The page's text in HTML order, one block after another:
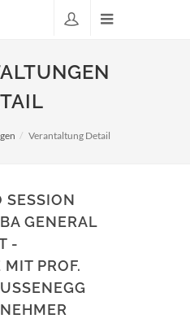
Verantaltung Detail
SESSION
GENERAL
-
PROF.